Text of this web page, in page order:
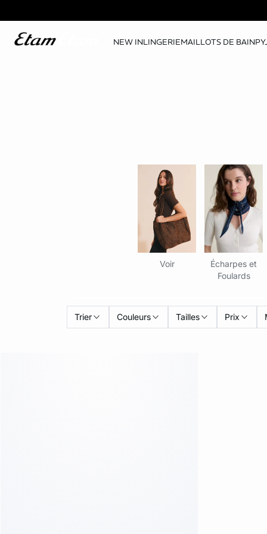
NEW INLINGERIEMAILLOTS DE BAIN
Voir
Écharpes et
Foulards
Trier Couleurs Tailles Prix